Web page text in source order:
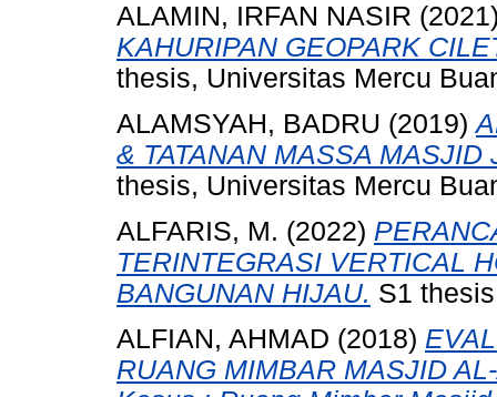
ALAMIN, IRFAN NASIR
KAHURIPAN GEOPARK
thesis, Universitas Mercu
ALAMSYAH, BADRU (2019)
& TATANAN MASSA
thesis, Universitas Mercu
ALFARIS, M. (2022)
TERINTEGRASI VERTICAL
BANGUNAN HIJAU. S1
ALFIAN, AHMAD (2018)
RUANG MIMBAR MASJID